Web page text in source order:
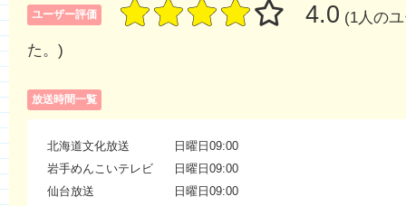
ユーザー評価 4.0 (1人の
た。)
放送時間一覧
北海道文化放送
日曜日09:00
岩手めんこいテレビ
日曜日09:00
仙台放送
日曜日09:00